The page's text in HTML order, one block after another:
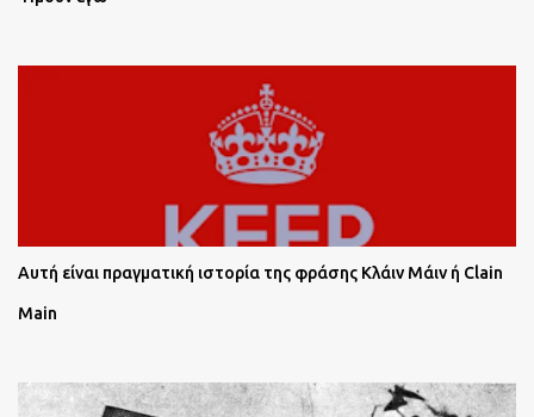
Αυτή είναι πραγματική ιστορία της φράσης Κλάιν Μάιν ή Clain
Main